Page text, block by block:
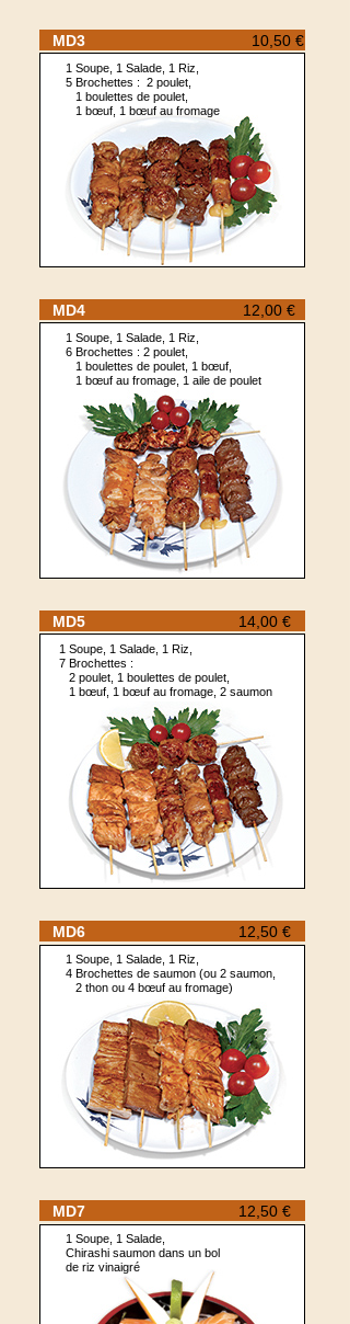
MD3 10,50 €
1 Soupe, 1 Salade, 1 Riz,
5 Brochettes : 2 poulet,
1 boulettes de poulet,
1 bœuf, 1 bœuf au fromage
MD4 12,00 €
1 Soupe, 1 Salade, 1 Riz,
6 Brochettes : 2 poulet,
1 boulettes de poulet, 1 bœuf,
1 bœuf au fromage, 1 aile de poulet
MD5 14,00 €
1 Soupe, 1 Salade, 1 Riz,
7 Brochettes :
2 poulet, 1 boulettes de poulet,
1 bœuf, 1 bœuf au fromage, 2 saumon
MD6 12,50 €
1 Soupe, 1 Salade, 1 Riz,
4 Brochettes de saumon (ou 2 saumon,
2 thon ou 4 bœuf au fromage)
MD7 12,50 €
1 Soupe, 1 Salade,
Chirashi saumon dans un bol
de riz vinaigré